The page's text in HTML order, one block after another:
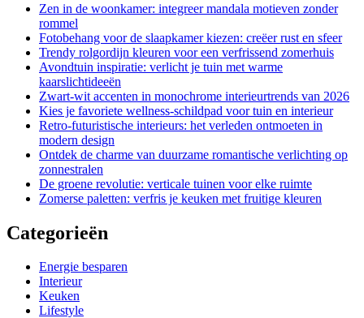
Zen in de woonkamer: integreer mandala motieven zonder
rommel
Fotobehang voor de slaapkamer kiezen: creëer rust en sfeer
Trendy rolgordijn kleuren voor een verfrissend zomerhuis
Avondtuin inspiratie: verlicht je tuin met warme
kaarslichtideeën
Zwart-wit accenten in monochrome interieurtrends van 2026
Kies je favoriete wellness-schildpad voor tuin en interieur
Retro-futuristische interieurs: het verleden ontmoeten in
modern design
Ontdek de charme van duurzame romantische verlichting op
zonnestralen
De groene revolutie: verticale tuinen voor elke ruimte
Zomerse paletten: verfris je keuken met fruitige kleuren
Categorieën
Energie besparen
Interieur
Keuken
Lifestyle